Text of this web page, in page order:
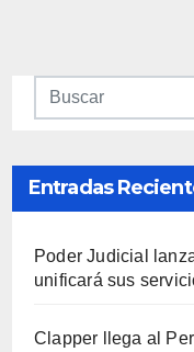
Entradas
Poder Judicial
unificará sus
Clapper llega al